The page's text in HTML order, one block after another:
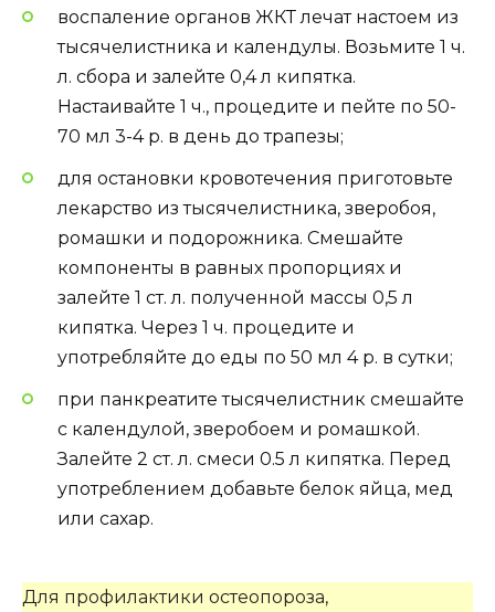
воспаление органов ЖКТ лечат настоем из
тысячелистника и календулы. Возьмите 1 ч.
л. сбора и залейте 0,4 л кипятка.
Настаивайте 1 ч., процедите и пейте по 50-
70 мл 3-4 р. в день до трапезы;
для остановки кровотечения приготовьте
лекарство из тысячелистника, зверобоя,
ромашки и подорожника. Смешайте
компоненты в равных пропорциях и
залейте 1 ст. л. полученной массы 0,5 л
кипятка. Через 1 ч. процедите и
употребляйте до еды по 50 мл 4 р. в сутки;
при панкреатите тысячелистник смешайте
с календулой, зверобоем и ромашкой.
Залейте 2 ст. л. смеси 0.5 л кипятка. Перед
употреблением добавьте белок яйца, мед
или сахар.
Для профилактики остеопороза,